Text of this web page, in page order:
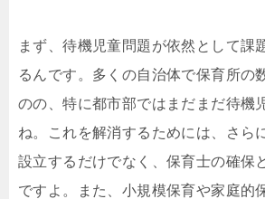
まず、待機児童問題が依然として課
るんです。多くの自治体で保育所の
のの、特に都市部ではまだまだ待機
ね。これを解消するためには、さら
設立するだけでなく、保育士の確保
ですよ。また、小規模保育や家庭的